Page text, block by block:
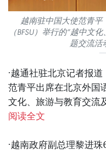
越南驻中国大使范青
（BFSU）举行的“越中文
题交流活
·越通社驻北京记者报
范青平出席在北京外国
文化、旅游与教育交流
阅读全文
·越南政府副总理黎进